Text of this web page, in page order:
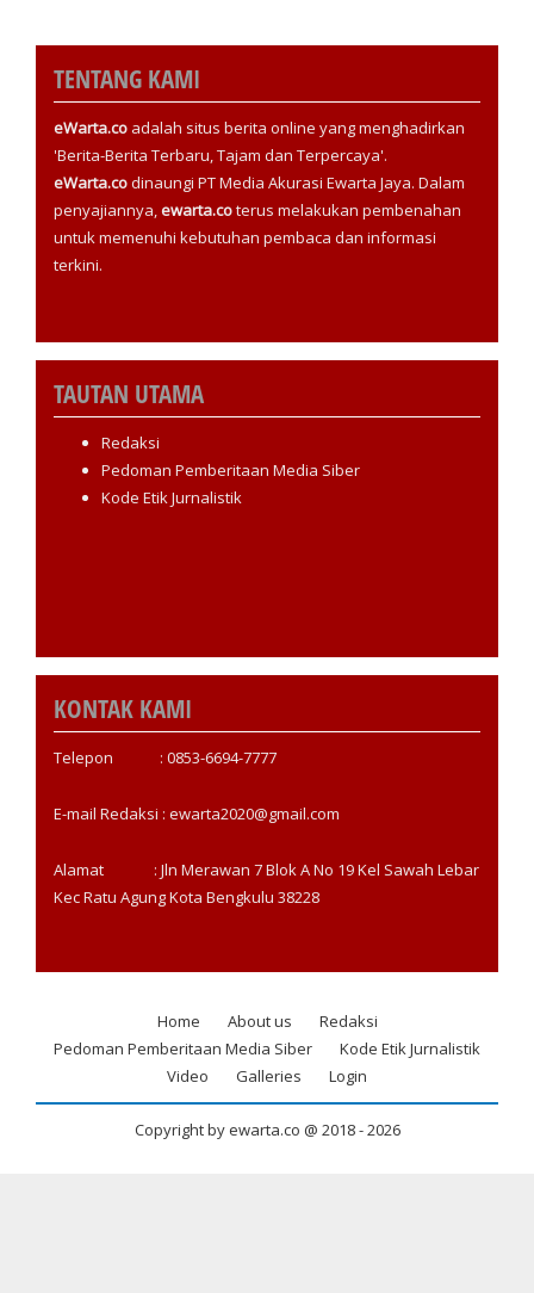
TENTANG KAMI
eWarta.co adalah situs berita online yang menghadirkan
'Berita-Berita Terbaru, Tajam dan Terpercaya'.
eWarta.codinaungi PT Media Akurasi Ewarta Jaya. Dalam
penyajiannya,ewarta.coterus melakukan pembenahan
untuk memenuhi kebutuhan pembaca dan informasi
terkini.
TAUTAN UTAMA
Redaksi
Pedoman Pemberitaan Media Siber
Kode Etik Jurnalistik
KONTAK KAMI
Telepon : 0853-6694-7777
E-mail Redaksi : ewarta2020@gmail.com
Alamat : Jln Merawan 7 Blok A No 19 Kel Sawah Lebar
Kec Ratu Agung Kota Bengkulu 38228
Footer
Home About us
Redaksi
Pedoman Pemberitaan Media Siber
Kode Etik Jurnalistik
Video
Galleries Login
Copyright by ewarta.co @ 2018 -2026